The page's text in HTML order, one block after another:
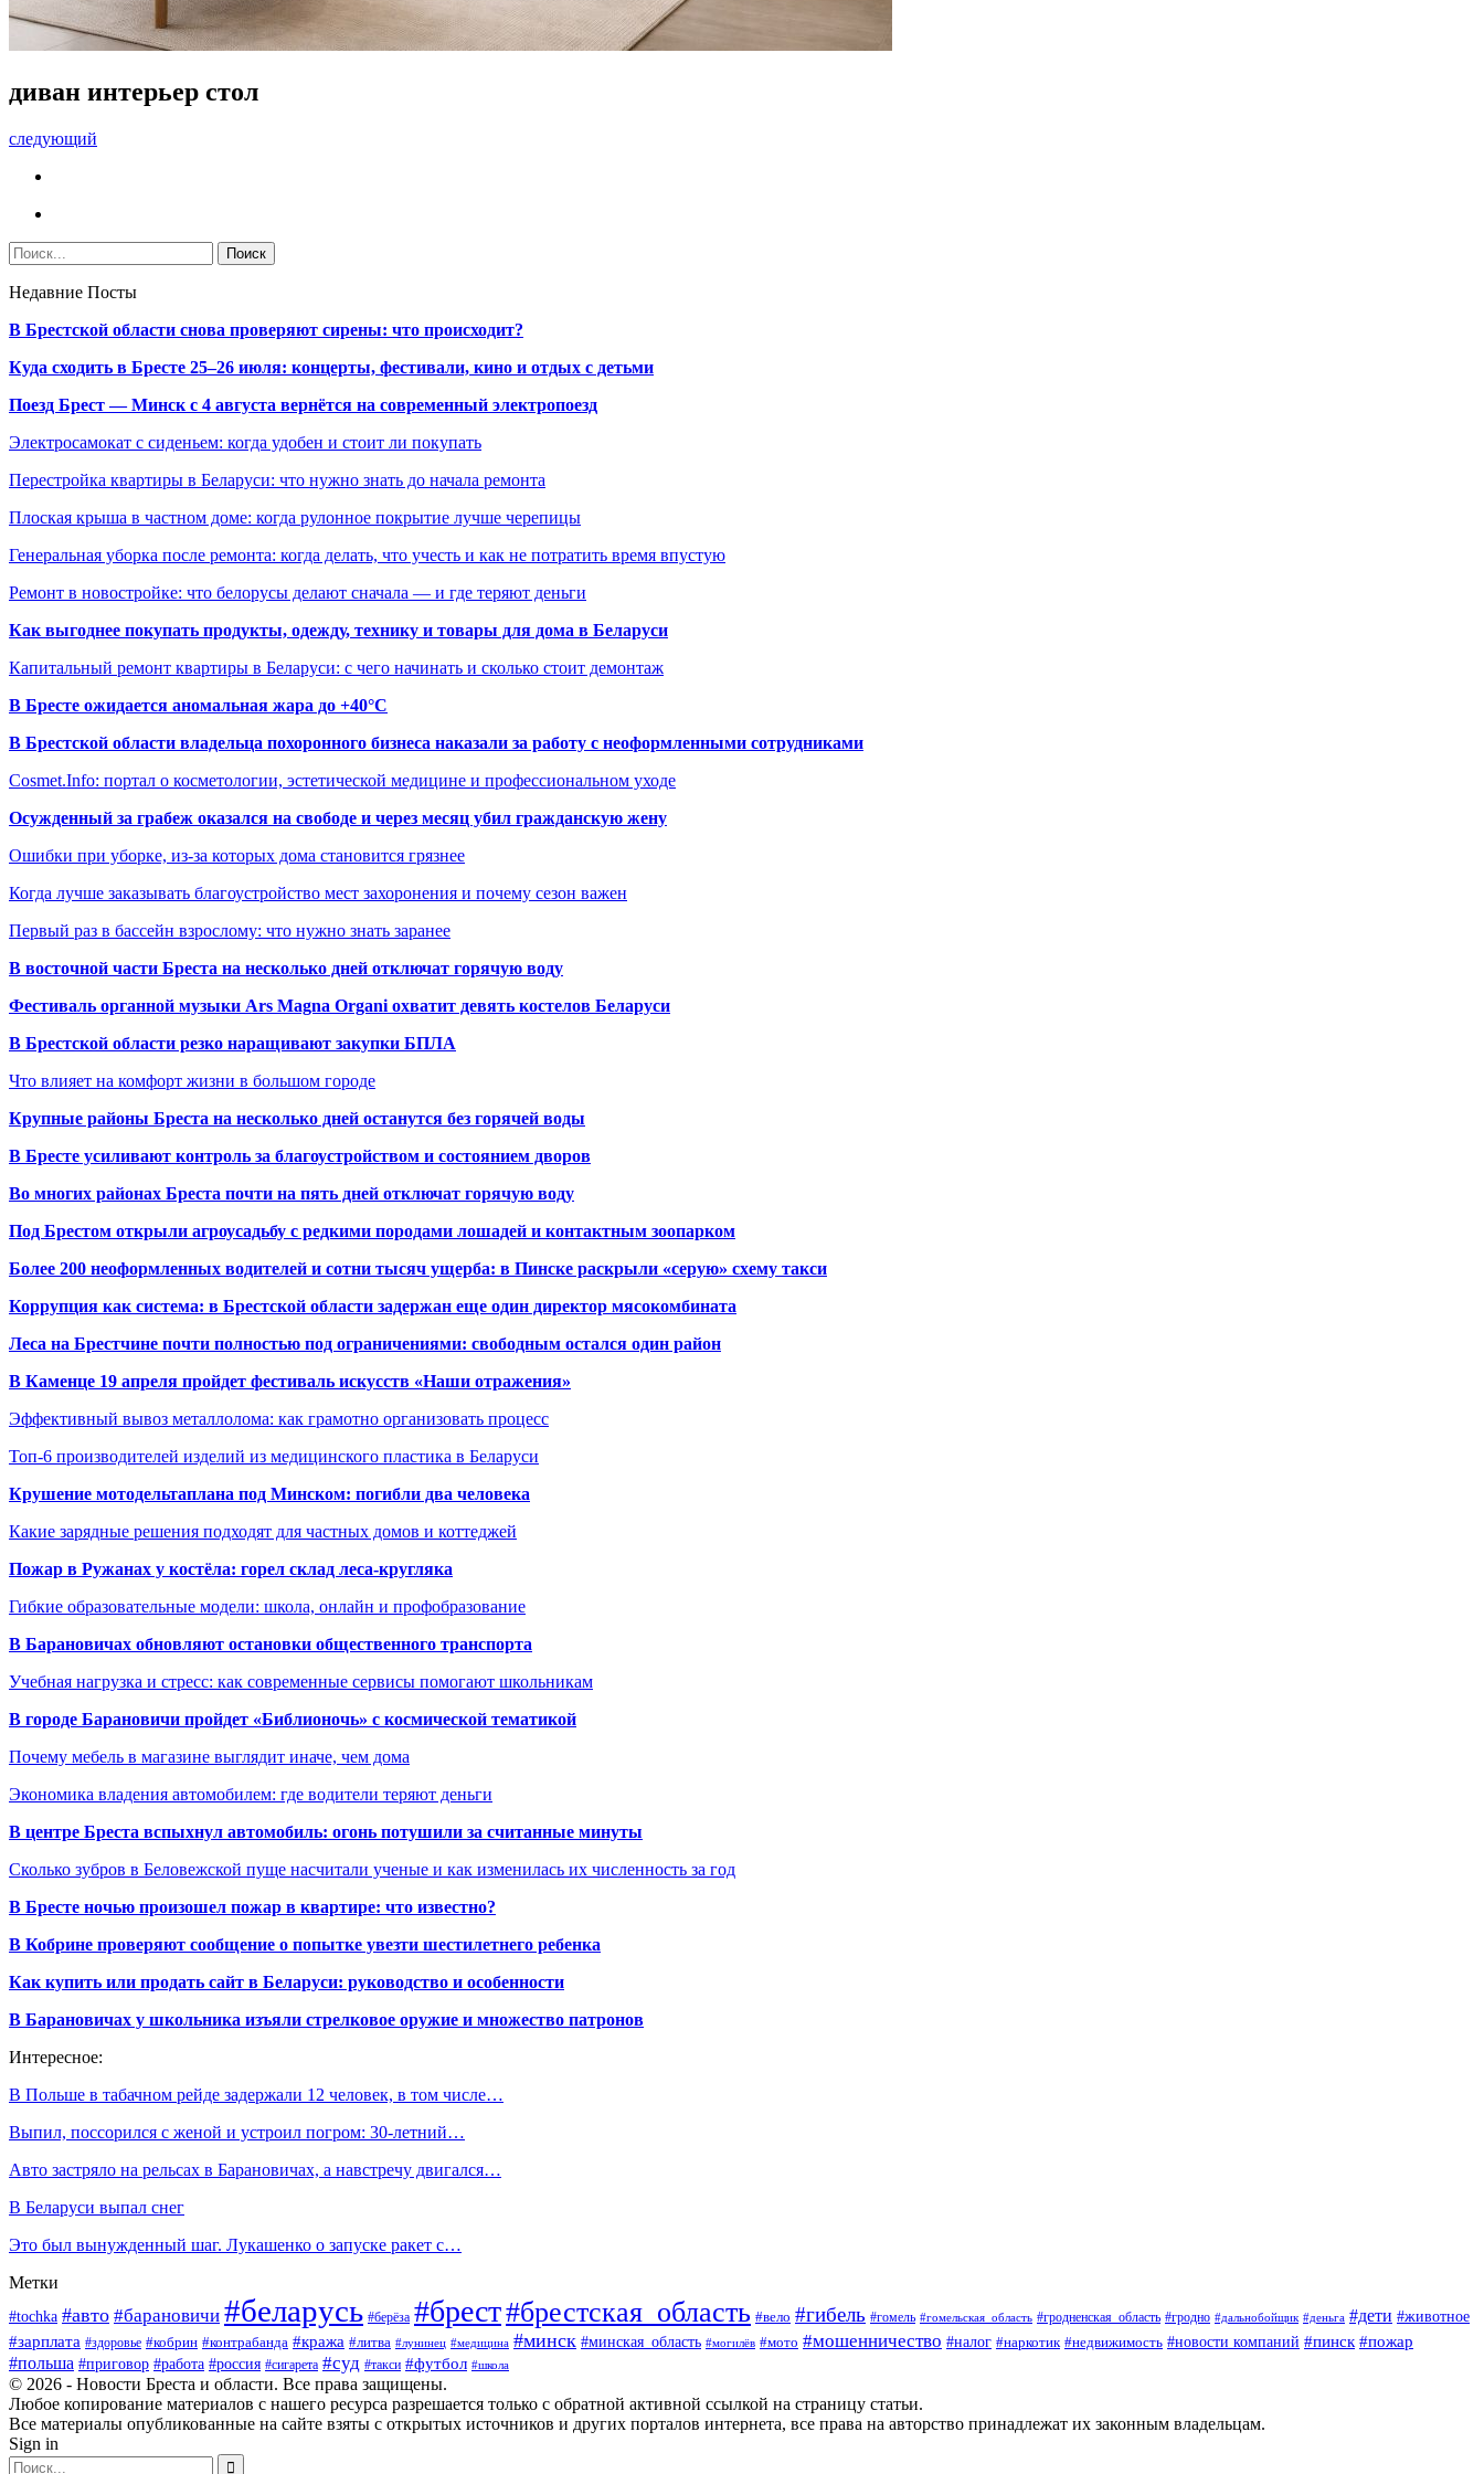
диван интерьер стол
следующий
Недавние Посты
В Брестской области снова проверяют сирены: что происходит?
Куда сходить в Бресте 25–26 июля: концерты, фестивали, кино и отдых с детьми
Поезд Брест — Минск с 4 августа вернётся на современный электропоезд
Электросамокат с сиденьем: когда удобен и стоит ли покупать
Перестройка квартиры в Беларуси: что нужно знать до начала ремонта
Плоская крыша в частном доме: когда рулонное покрытие лучше черепицы
Генеральная уборка после ремонта: когда делать, что учесть и как не потратить время впустую
Ремонт в новостройке: что белорусы делают сначала — и где теряют деньги
Как выгоднее покупать продукты, одежду, технику и товары для дома в Беларуси
Капитальный ремонт квартиры в Беларуси: с чего начинать и сколько стоит демонтаж
В Бресте ожидается аномальная жара до +40°C
В Брестской области владельца похоронного бизнеса наказали за работу с неоформленными сотрудниками
Cosmet.Info: портал о косметологии, эстетической медицине и профессиональном уходе
Осужденный за грабеж оказался на свободе и через месяц убил гражданскую жену
Ошибки при уборке, из-за которых дома становится грязнее
Когда лучше заказывать благоустройство мест захоронения и почему сезон важен
Первый раз в бассейн взрослому: что нужно знать заранее
В восточной части Бреста на несколько дней отключат горячую воду
Фестиваль органной музыки Ars Magna Organi охватит девять костелов Беларуси
В Брестской области резко наращивают закупки БПЛА
Что влияет на комфорт жизни в большом городе
Крупные районы Бреста на несколько дней останутся без горячей воды
В Бресте усиливают контроль за благоустройством и состоянием дворов
Во многих районах Бреста почти на пять дней отключат горячую воду
Под Брестом открыли агроусадьбу с редкими породами лошадей и контактным зоопарком
Более 200 неоформленных водителей и сотни тысяч ущерба: в Пинске раскрыли «серую» схему такси
Коррупция как система: в Брестской области задержан еще один директор мясокомбината
Леса на Брестчине почти полностью под ограничениями: свободным остался один район
В Каменце 19 апреля пройдет фестиваль искусств «Наши отражения»
Эффективный вывоз металлолома: как грамотно организовать процесс
Топ-6 производителей изделий из медицинского пластика в Беларуси
Крушение мотодельтаплана под Минском: погибли два человека
Какие зарядные решения подходят для частных домов и коттеджей
Пожар в Ружанах у костёла: горел склад леса-кругляка
Гибкие образовательные модели: школа, онлайн и профобразование
В Барановичах обновляют остановки общественного транспорта
Учебная нагрузка и стресс: как современные сервисы помогают школьникам
В городе Барановичи пройдет «Библионочь» с космической тематикой
Почему мебель в магазине выглядит иначе, чем дома
Экономика владения автомобилем: где водители теряют деньги
В центре Бреста вспыхнул автомобиль: огонь потушили за считанные минуты
Сколько зубров в Беловежской пуще насчитали ученые и как изменилась их численность за год
В Бресте ночью произошел пожар в квартире: что известно?
В Кобрине проверяют сообщение о попытке увезти шестилетнего ребенка
Как купить или продать сайт в Беларуси: руководство и особенности
В Барановичах у школьника изъяли стрелковое оружие и множество патронов
Интересное:
В Польше в табачном рейде задержали 12 человек, в том числе…
Выпил, поссорился с женой и устроил погром: 30-летний…
Авто застряло на рельсах в Барановичах, а навстречу двигался…
В Беларуси выпал снег
Это был вынужденный шаг. Лукашенко о запуске ракет с…
Метки
#tochka #авто #барановичи #беларусь #берёза #брест#брестская_область #вело #гибель #гомель #гомельская_область #гродненская_область #гродно #дальнобойщик #деньга #дети #животное
#зарплата #здоровье #кобрин #контрабанда #кража #литва #лунинец #медицина #минск #минская_область #могилёв #мото #мошенничество #налог #наркотик #недвижимость #новости компаний #пинск #пожар
#польша #приговор #работа #россия #сигарета #суд #такси #футбол #школа
© 2026 - Новости Бреста и области. Все права защищены.
Любое копирование материалов с нашего ресурса разрешается только с обратной активной ссылкой на страницу статьи.
Все материалы опубликованные на сайте взяты с открытых источников и других порталов интернета, все права на авторство принадлежат их законным владельцам.
Sign in